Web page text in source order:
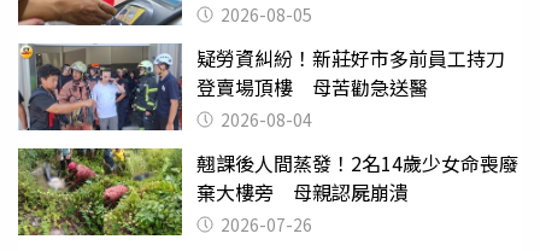
2026-08-05
疑勞資糾紛！新莊好市多前員工持刀
登賣場頂樓 母苦勸急送醫
2026-08-04
翹課後人間蒸發！2名14歲少女命喪廢
棄大樓旁 母親認屍崩潰
2026-07-26